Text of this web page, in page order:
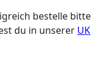
bestelle bitte
du in unserer UK